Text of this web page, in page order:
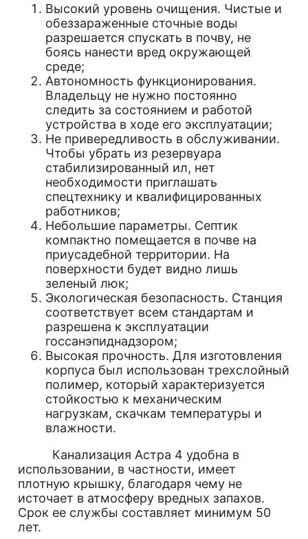
Высокий уровень очищения. Чистые и
обеззараженные сточные воды
разрешается спускать в почву, не
боясь нанести вред окружающей
среде;
Автономность функционирования.
Владельцу не нужно постоянно
следить за состоянием и работой
устройства в ходе его эксплуатации;
Не привередливость в обслуживании.
Чтобы убрать из резервуара
стабилизированный ил, нет
необходимости приглашать
спецтехнику и квалифицированных
работников;
Небольшие параметры. Септик
компактно помещается в почве на
приусадебной территории. На
поверхности будет видно лишь
зеленый люк;
Экологическая безопасность. Станция
соответствует всем стандартам и
разрешена к эксплуатации
госсанэпиднадзором;
Высокая прочность. Для изготовления
корпуса был использован трехслойный
полимер, который характеризуется
стойкостью к механическим
нагрузкам, скачкам температуры и
влажности.
Канализация Астра 4 удобна в
использовании, в частности, имеет
плотную крышку, благодаря чему не
источает в атмосферу вредных запахов.
Срок ее службы составляет минимум 50
лет.